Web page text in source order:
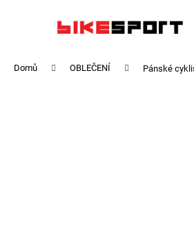
Domů OBLEČENÍ Pánské
Zpět
Zpět